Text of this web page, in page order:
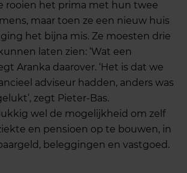
rooien het prima met hun twee
maar toen ze een nieuw huis
het bijna mis. Ze moesten drie
laten zien: ‘Wat een
Aranka daarover. ‘Het is dat we
adviseur hadden, anders was
zegt Pieter-Bas.
wel de mogelijkheid om zelf
en pensioen op te bouwen, in
beleggingen en vastgoed.